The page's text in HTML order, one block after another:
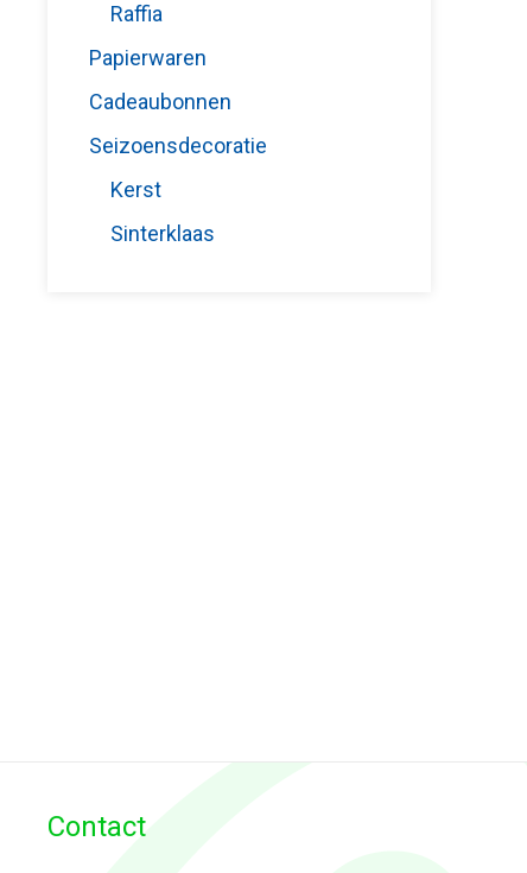
Raffia
Papierwaren
Cadeaubonnen
Seizoensdecoratie
Kerst
Sinterklaas
Contact